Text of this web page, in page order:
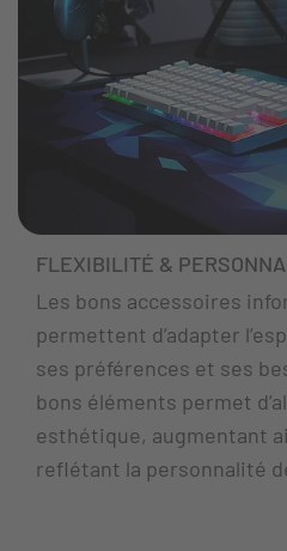
FLEXIBILITÉ &
Les bons accessoires
permettent d’adapter
ses préférences et ses
bons éléments permet
esthétique, augmentant
reflétant la personnalité